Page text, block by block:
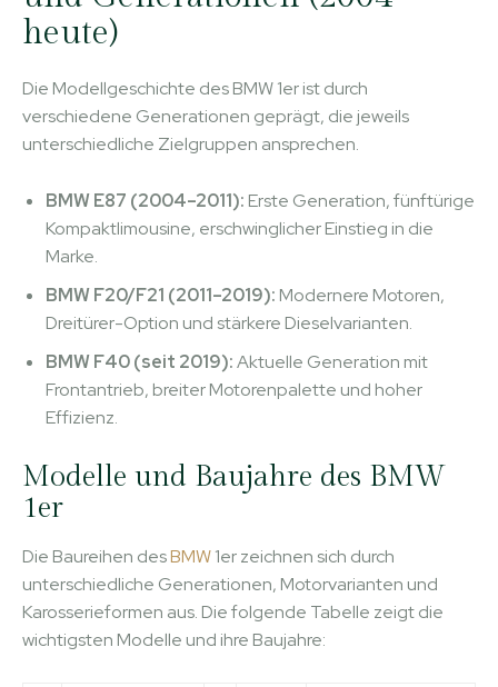
heute)
Die Modellgeschichte des BMW 1er ist durch
verschiedene Generationen geprägt, die jeweils
unterschiedliche Zielgruppen ansprechen.
BMW E87 (2004–2011): Erste Generation, fünftürige
Kompaktlimousine, erschwinglicher Einstieg in die
Marke.
BMW F20/F21 (2011–2019): Modernere Motoren,
Dreitürer-Option und stärkere Dieselvarianten.
BMW F40 (seit 2019):Aktuelle Generation mit
Frontantrieb, breiter Motorenpalette und hoher
Effizienz.
Modelle und Baujahre des BMW
1er
Die Baureihen desBMW1er zeichnen sich durch
unterschiedliche Generationen, Motorvarianten und
Karosserieformen aus. Die folgende Tabelle zeigt die
wichtigsten Modelle und ihre Baujahre: